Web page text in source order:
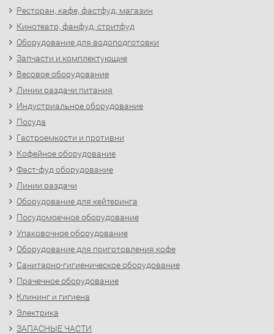
Ресторан, кафе, фастфуд, магазин
Кинотеатр, фанфуд, стритфуд
Оборудование для водоподготовки
Запчасти и комплектующие
Весовое оборудование
Линии раздачи питания
Индустриальное оборудование
Посуда
Гастроемкости и противни
Кофейное оборудование
Фаст-фуд оборудование
Линии раздачи
Оборудование для кейтеринга
Посудомоечное оборудование
Упаковочное оборудование
Оборудование для приготовления кофе
Санитарно-гигиеническое оборудование
Прачечное оборудование
Клининг и гигиена
Электрика
ЗАПАСНЫЕ ЧАСТИ